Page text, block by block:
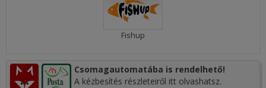
Fishup
Csomagautomatába is rendelhető!
A kézbesítés részleteiről itt olvashatsz.